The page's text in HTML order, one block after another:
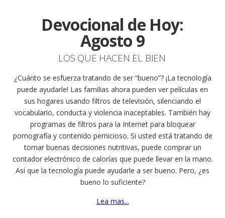
Devocional de Hoy:
Agosto 9
LOS QUE HACEN EL BIEN
¿Cuánto se esfuerza tratando de ser “bueno”? ¡La tecnología
puede ayudarle! Las familias ahora pueden ver películas en
sus hogares usando filtros de televisión, silenciando el
vocabulario, conducta y violencia inaceptables. También hay
programas de filtros para la Internet para bloquear
pornografía y contenido pernicioso. Si usted está tratando de
tomar buenas decisiones nutritivas, puede comprar un
contador electrónico de calorías que puede llevar en la mano.
Así que la tecnología puede ayudarle a ser bueno. Pero, ¿es
bueno lo suficiente?
Lea mas...